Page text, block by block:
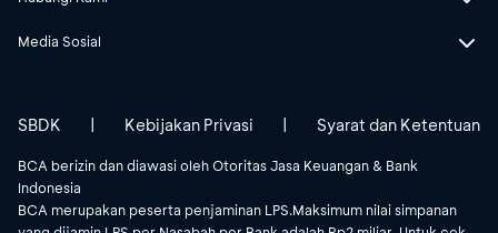
Media Sosial
BCA berizin dan diawasi oleh Otoritas Jasa Keuangan & Bank
Indonesia
BCA merupakan peserta penjaminan LPS.Maksimum nilai simpanan
SBDK | Kebijakan Privasi | Syarat dan Ketentuan